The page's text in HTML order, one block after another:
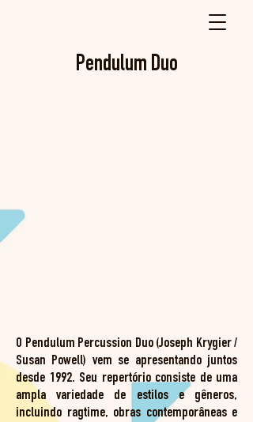
Pendulum Duo
O Pendulum Percussion Duo (Joseph Krygier /
Susan Powell) vem se apresentando juntos
desde 1992. Seu repertório consiste de uma
ampla variedade de estilos e gêneros,
incluindo ragtime, obras contemporâneas e